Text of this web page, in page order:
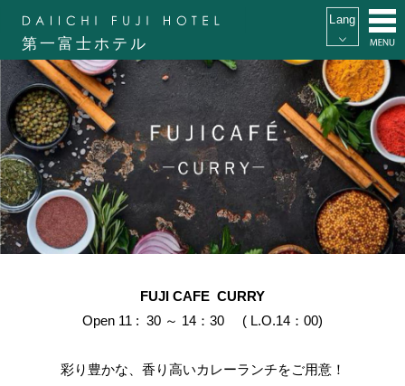
第一富士ホテル
FUJI CAFE CURRY
Open 11 : 30 ～ 14：30 ( L.O.14：00)
彩り豊かな、香り高いカレーランチをご用意！